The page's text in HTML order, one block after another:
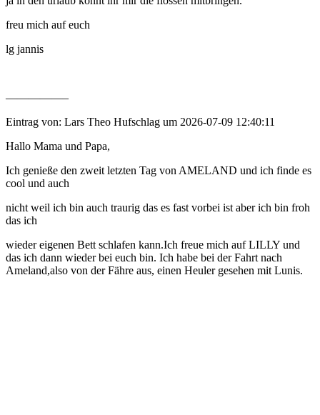
freu mich auf euch
lg jannis
—————–
Eintrag von: Lars Theo Hufschlag um 2026-07-09 12:40:11
Hallo Mama und Papa,
Ich genieße den zweit letzten Tag von AMELAND und ich finde es
cool und auch
nicht weil ich bin auch traurig das es fast vorbei ist aber ich bin froh
das ich
wieder eigenen Bett schlafen kann.Ich freue mich auf LILLY und
das ich dann wieder bei euch bin. Ich habe bei der Fahrt nach
Ameland,also von der Fähre aus, einen Heuler gesehen mit Lunis.